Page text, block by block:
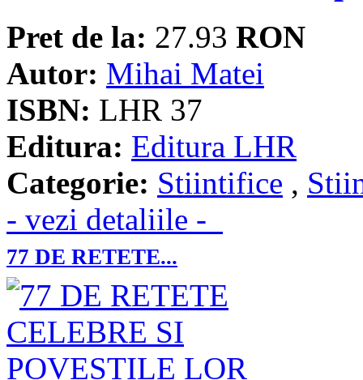
Pret de la: 27.93 RON
Autor: Mihai Matei
ISBN: LHR 37
Editura: Editura LHR
Categorie: Stiintifice ,
- vezi detaliile -
77 DE RETETE...